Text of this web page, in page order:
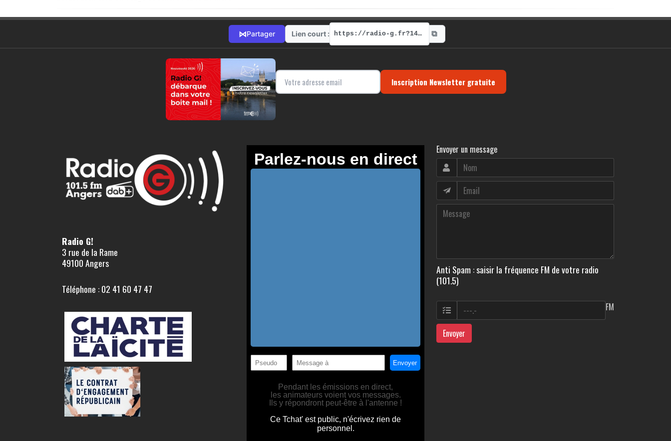
⋈Partager Lien court : https://radio-g.fr?14159 ⧉
Inscription Newsletter gratuite
Radio G!
3 rue de la Rame
49100 Angers
Téléphone : 02 41 60 47 47
Envoyer un message
Anti Spam : saisir la fréquence FM de votre radio
(101.5)
FM
Envoyer